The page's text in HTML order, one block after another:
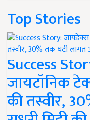
Top Stories
Success
जायटॉनिक
की तस्वीर,